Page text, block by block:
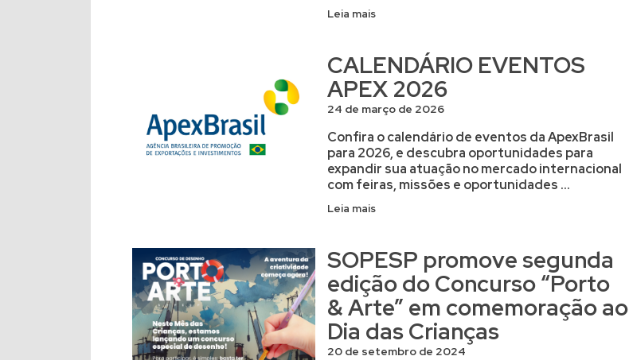
Leia mais
CALENDÁRIO EVENTOS
APEX 2026
24 de março de 2026
Confira o calendário de eventos da ApexBrasil
para 2026, e descubra oportunidades para
expandir sua atuação no mercado internacional
com feiras, missões e oportunidades ...
Leia mais
SOPESP promove segunda
edição do Concurso “Porto
& Arte” em comemoração ao
Dia das Crianças
20 de setembro de 2024